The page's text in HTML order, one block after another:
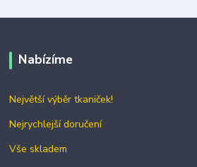
Nabízíme
Největší výběr tkaniček!
Nejrychlejší doručení
Vše skladem